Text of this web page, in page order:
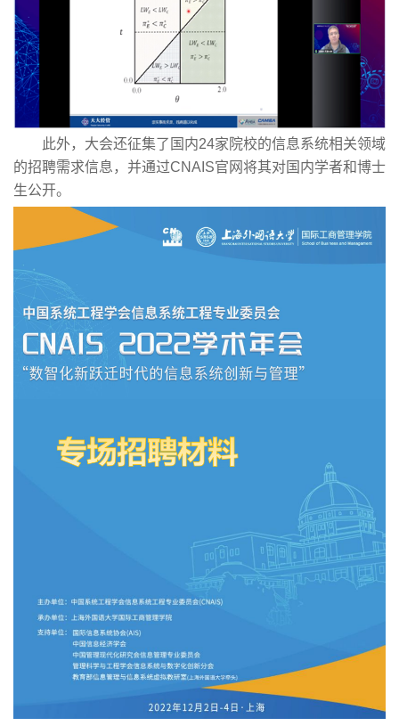
此外，大会还征集了国内24家院校的信息系统相关领域
的招聘需求信息，并通过CNAIS官网将其对国内学者和博士
生公开。